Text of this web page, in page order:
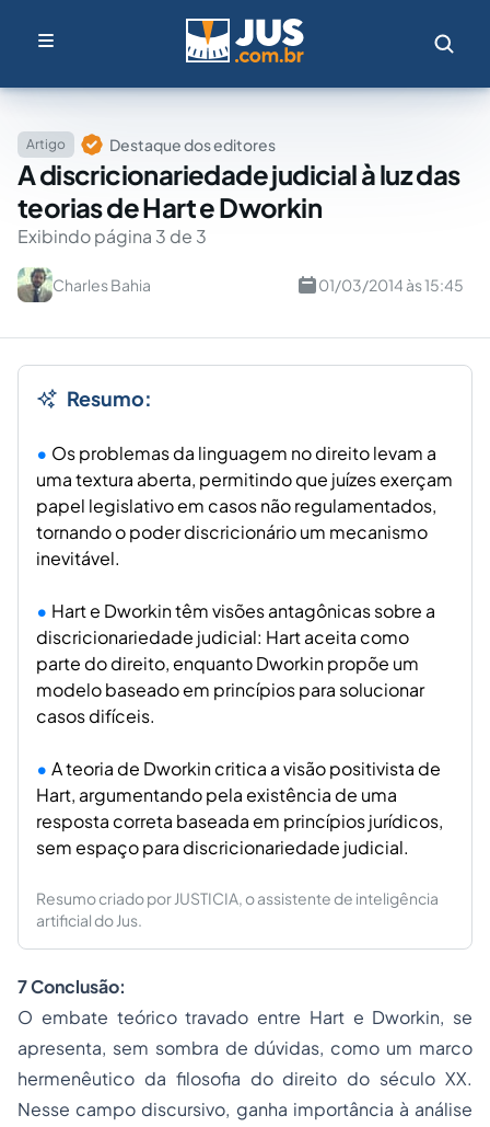
Artigo Destaque dos editores
A discricionariedade judicial à luz das
teorias de Hart e Dworkin
Exibindo página 3 de 3
Charles Bahia 01/03/2014 às 15:45
Resumo:
Os problemas da linguagem no direito levam a
uma textura aberta, permitindo que juízes exerçam
papel legislativo em casos não regulamentados,
tornando o poder discricionário um mecanismo
inevitável.
Hart e Dworkin têm visões antagônicas sobre a
discricionariedade judicial: Hart aceita como
parte do direito, enquanto Dworkin propõe um
modelo baseado em princípios para solucionar
casos difíceis.
A teoria de Dworkin critica a visão positivista de
Hart, argumentando pela existência de uma
resposta correta baseada em princípios jurídicos,
sem espaço para discricionariedade judicial.
Resumo criado por JUSTICIA, o assistente de inteligência
artificial do Jus.
7 Conclusão:
O embate teórico travado entre Hart e Dworkin, se
apresenta, sem sombra de dúvidas, como um marco
hermenêutico da filosofia do direito do século XX.
Nesse campo discursivo, ganha importância à análise